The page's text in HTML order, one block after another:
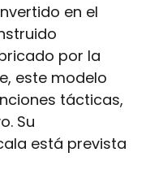
en el
por la
este modelo
tácticas,
Su
está prevista